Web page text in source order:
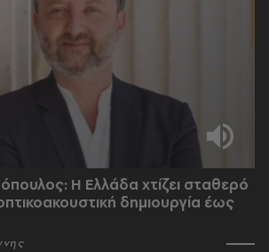
Η Ελλάδα χτίζει σταθερό
δημιουργία έως